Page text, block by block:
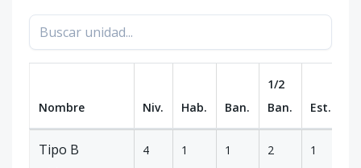
Nombre Niv. Hab. Ban.
1/2
Ban.
Est.
Tipo B 4 1 1 2 1